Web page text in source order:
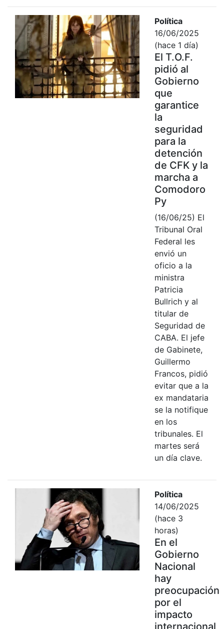
Política
16/06/2025
(hace 1 día)
El T.O.F.
pidió al
Gobierno
que
garantice
la
seguridad
para la
detención
de CFK y la
marcha a
Comodoro
Py
(16/06/25) El
Tribunal Oral
Federal les
envió un
oficio a la
ministra
Patricia
Bullrich y al
titular de
Seguridad de
CABA. El jefe
de Gabinete,
Guillermo
Francos, pidió
evitar que a la
ex mandataria
se la notifique
en los
tribunales. El
martes será
un día clave.
Política
14/06/2025
(hace 3
horas)
En el
Gobierno
Nacional
hay
preocupación
por el
impacto
internacional